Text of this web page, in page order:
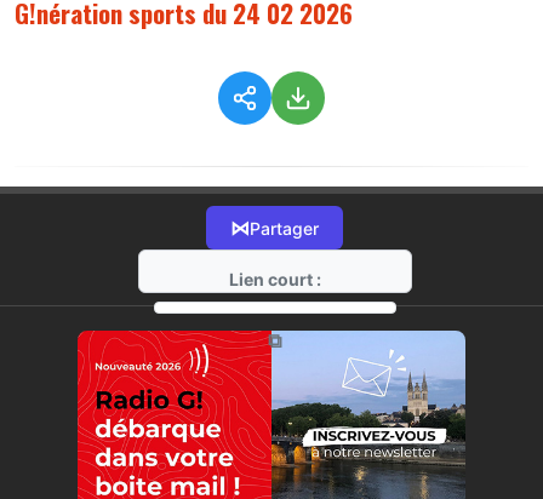
G!nération sports du 24 02 2026
⋈Partager
Lien court :
https://radio-g.fr?20986
⧉